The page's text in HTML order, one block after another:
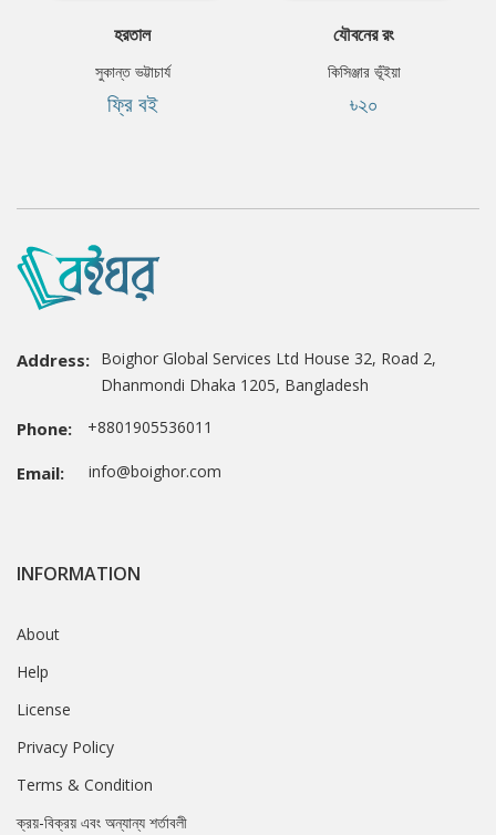
হরতাল
সুকান্ত ভট্টাচার্য
ফ্রি বই
যৌবনের রং
কিসিঞ্জার ভূঁইয়া
৳২০
Address: Boighor Global Services Ltd House 32, Road 2,
Dhanmondi Dhaka 1205, Bangladesh
Phone: +8801905536011
Email: info@boighor.com
INFORMATION
About
Help
License
Privacy Policy
Terms & Condition
ক্রয়-বিক্রয় এবং অন্যান্য শর্তাবলী